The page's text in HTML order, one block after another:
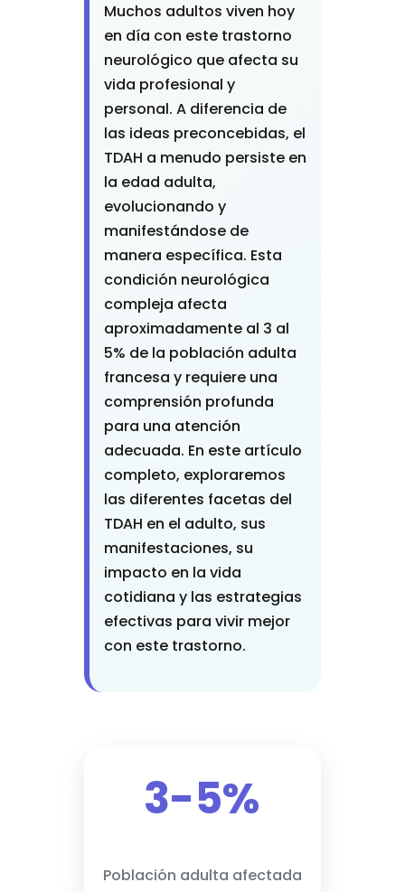
Muchos adultos viven hoy
en día con este trastorno
neurológico que afecta su
vida profesional y
personal. A diferencia de
las ideas preconcebidas, el
TDAH a menudo persiste en
la edad adulta,
evolucionando y
manifestándose de
manera específica. Esta
condición neurológica
compleja afecta
aproximadamente al 3 al
5% de la población adulta
francesa y requiere una
comprensión profunda
para una atención
adecuada. En este artículo
completo, exploraremos
las diferentes facetas del
TDAH en el adulto, sus
manifestaciones, su
impacto en la vida
cotidiana y las estrategias
efectivas para vivir mejor
con este trastorno.
3-5%
Población adulta afectada